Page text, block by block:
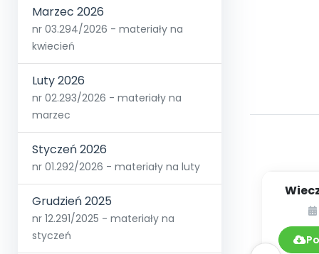
Marzec 2026
nr 03.294/2026 - materiały na
kwiecień
Luty 2026
nr 02.293/2026 - materiały na
marzec
Styczeń 2026
nr 01.292/2026 - materiały na luty
Grudzień 2025
nr 12.291/2025 - materiały na
styczeń